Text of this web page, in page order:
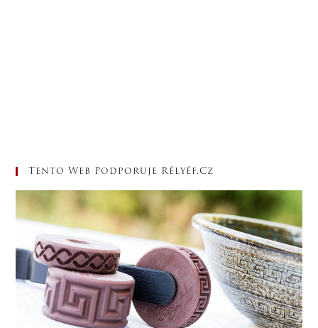
Tento Web Podporuje Rélyéf.cz